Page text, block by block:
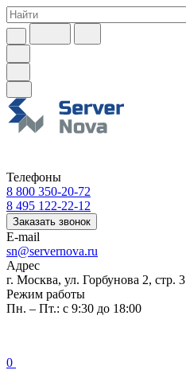
Телефоны
8 800 350-20-72
8 495 122-22-12
Заказать звонок
E-mail
sn@servernova.ru
Адрес
г. Москва, ул. Горбунова 2, стр. 3
Режим работы
Пн. – Пт.: с 9:30 до 18:00
0